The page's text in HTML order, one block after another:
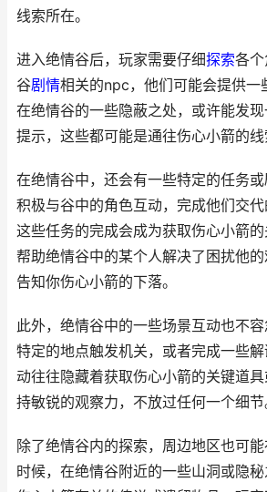
线索所在。
进入绝情谷后，玩家需要仔细探索各
谷剧情相关的npc，他们可能会提供一
在绝情谷的一些隐蔽之处，或许能发
提示，这些都可能是通往伤心小箭的线
在绝情谷中，还会有一些特定的任务
积极与谷中的角色互动，完成他们交代
这些任务的完成会成为获取伤心小箭的
帮助绝情谷中的某个人解决了困扰他
告知你伤心小箭的下落。
此外，绝情谷中的一些场景互动也不
特定的地点触发机关，或者完成一些
动往往隐藏着获取伤心小箭的关键道
持敏锐的观察力，不放过任何一个细节
除了绝情谷内的探索，周边地区也可
时候，在绝情谷附近的一些山洞或隐